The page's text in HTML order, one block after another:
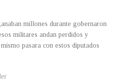
millones durante gobernaron
militares andan perdidos y
pasara con estos diputados